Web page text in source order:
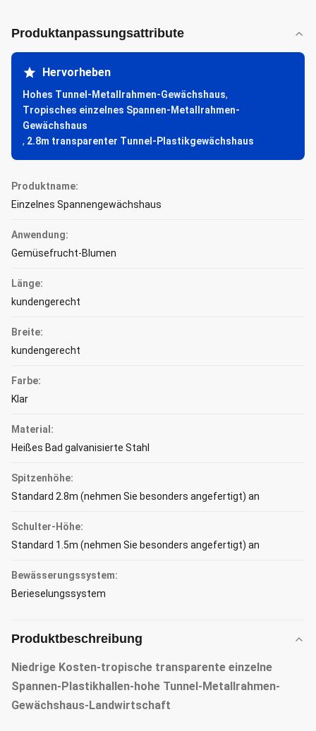
Produktanpassungsattribute
Hervorheben
Hohes Tunnel-Metallrahmen-Gewächshaus,
Tropisches einzelnes Spannen-Metallrahmen-
Gewächshaus
, 2.8m transparenter Tunnel-Plastikgewächshaus
Produktname:
Einzelnes Spannengewächshaus
Anwendung:
Gemüsefrucht-Blumen
Länge:
kundengerecht
Breite:
kundengerecht
Farbe:
Klar
Material:
Heißes Bad galvanisierte Stahl
Spitzenhöhe:
Standard 2.8m (nehmen Sie besonders angefertigt) an
Schulter-Höhe:
Standard 1.5m (nehmen Sie besonders angefertigt) an
Bewässerungssystem:
Berieselungssystem
Produktbeschreibung
Niedrige Kosten-tropische transparente einzelne
Spannen-Plastikhallen-hohe Tunnel-Metallrahmen-
Gewächshaus-Landwirtschaft